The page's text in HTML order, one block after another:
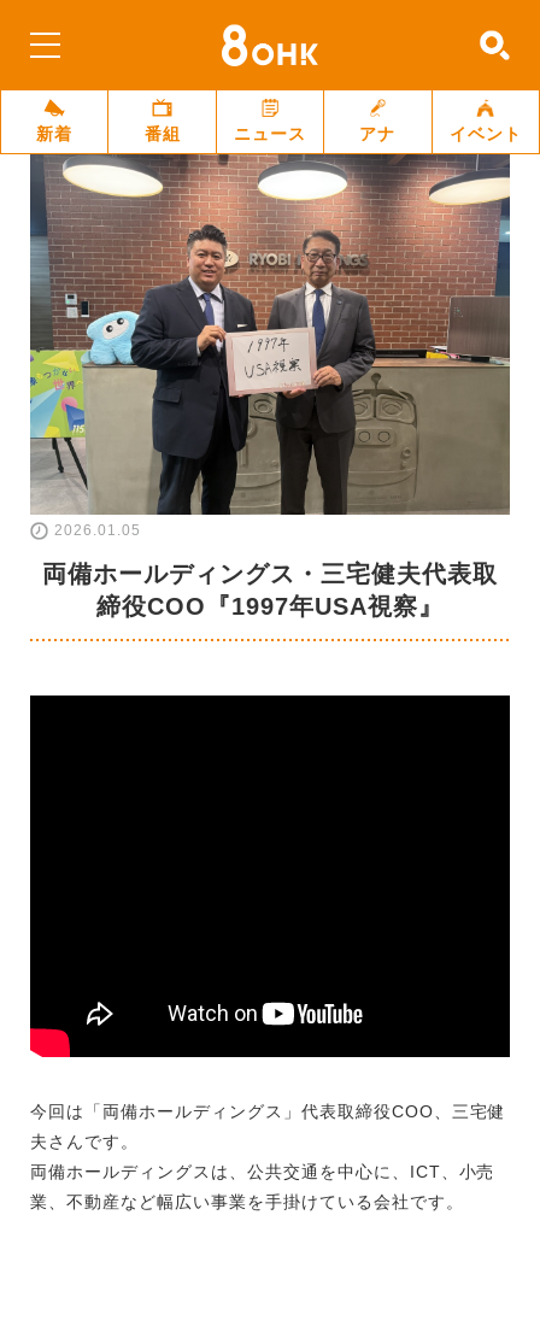
新着 番組 ニュース アナ イベント
2026.01.05
両備ホールディングス・三宅健夫代表取
締役COO『1997年USA視察』
今回は「両備ホールディングス」代表取締役COO、三宅健
夫さんです。
両備ホールディングスは、公共交通を中心に、ICT、小売
業、不動産など幅広い事業を手掛けている会社です。